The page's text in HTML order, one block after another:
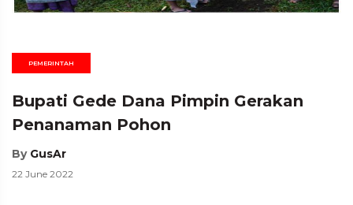
PEMERINTAH
Bupati Gede Dana Pimpin Gerakan
Penanaman Pohon
By GusAr
22 June 2022